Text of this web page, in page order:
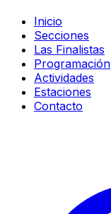
Inicio
Secciones
Las Finalistas
Programación
Actividades
Estaciones
Contacto